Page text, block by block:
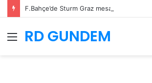
F.Bahçe’de Sturm Graz mesaisi!
MenüRD GUNDEM